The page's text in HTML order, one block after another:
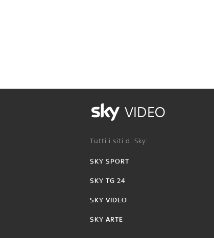
VIDEO
Tutti i siti di Sky:
SKY SPORT
SKY TG 24
SKY VIDEO
SKY ARTE